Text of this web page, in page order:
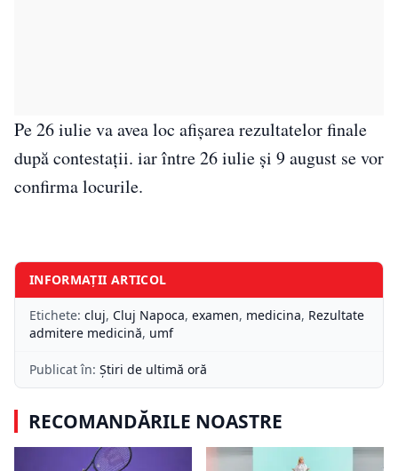
Pe 26 iulie va avea loc afişarea rezultatelor finale
după contestaţii. iar între 26 iulie și 9 august se vor
confirma locurile.
INFORMAȚII ARTICOL
Etichete: cluj, Cluj Napoca, examen, medicina, Rezultate
admitere medicină, umf
Publicat în: Știri de ultimă oră
RECOMANDĂRILE NOASTRE